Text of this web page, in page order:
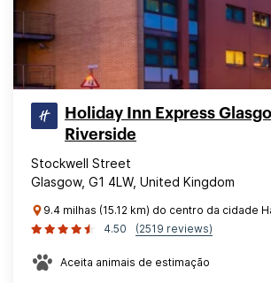
Holiday Inn Express
Riverside
Stockwell Street
Glasgow, G1 4LW, United Kingdom
9.4 milhas (15.12 km) do centro da cidade
4.50
(2519 reviews)
Aceita animais de estimação